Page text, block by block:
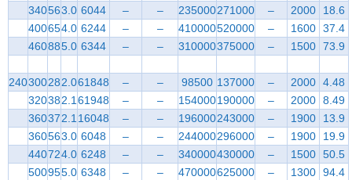
340563.0 6044 – – 235000271000 – 2000
18.6
400654.0 6244 – – 410000520000 – 1600 37.4
460885.0 6344 – – 310000375000 – 1500 73.9
240300282.061848 – – 98500 137000 – 2000 4.48
320382.161948 – – 154000190000 – 2000 8.49
360372.116048 – – 196000243000 – 1900
13.9
360563.0 6048 – – 244000296000 – 1900
19.9
440724.0 6248 – – 340000430000 – 1500 50.5
500955.0 6348 – – 470000625000 – 1300 94.4